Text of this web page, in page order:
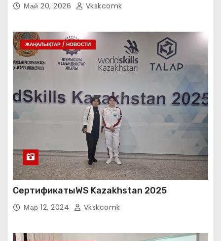
Май 20, 2026 Vkskcomk
ЖАҢАЛЫҚТАР / НОВОСТИ
СертификатыWS Kazakhstan 2025
Мар 12, 2024 Vkskcomk